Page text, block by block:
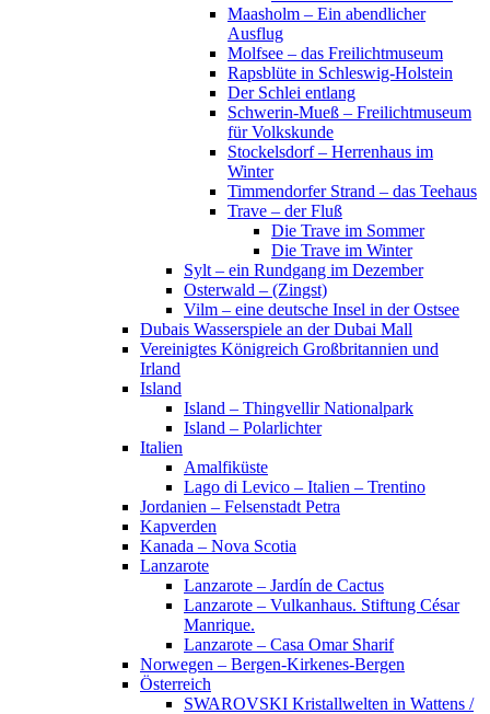
Maasholm – Ein abendlicher
Ausflug
Molfsee – das Freilichtmuseum
Rapsblüte in Schleswig-Holstein
Der Schlei entlang
Schwerin-Mueß – Freilichtmuseum
für Volkskunde
Stockelsdorf – Herrenhaus im
Winter
Timmendorfer Strand – das Teehaus
Trave – der Fluß
Die Trave im Sommer
Die Trave im Winter
Sylt – ein Rundgang im Dezember
Osterwald – (Zingst)
Vilm – eine deutsche Insel in der Ostsee
Dubais Wasserspiele an der Dubai Mall
Vereinigtes Königreich Großbritannien und
Irland
Island
Island – Thingvellir Nationalpark
Island – Polarlichter
Italien
Amalfiküste
Lago di Levico – Italien – Trentino
Jordanien – Felsenstadt Petra
Kapverden
Kanada – Nova Scotia
Lanzarote
Lanzarote – Jardín de Cactus
Lanzarote – Vulkanhaus. Stiftung César
Manrique.
Lanzarote – Casa Omar Sharif
Norwegen – Bergen-Kirkenes-Bergen
Österreich
SWAROVSKI Kristallwelten in Wattens /